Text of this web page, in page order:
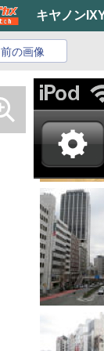
キヤノン
前の画像